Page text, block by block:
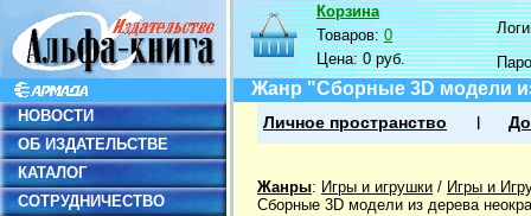
НОВОСТИ
ОБ ИЗДАТЕЛЬСТВЕ
КАТАЛОГ
СОТРУДНИЧЕСТВО
Корзина
Товаров:0
Цена:0 руб.
Жанр "Сборные 3D модели
Личное пространство
Жанры: Игры и игрушки / Игры и
Сборные 3D модели из дерева